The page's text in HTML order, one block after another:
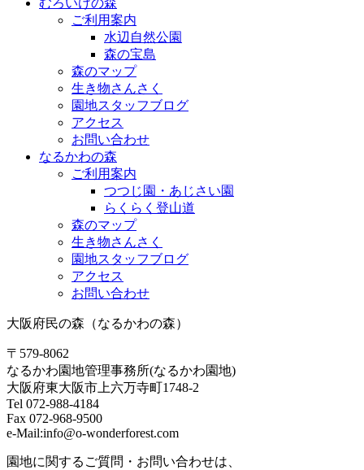
むろいけの森
ご利用案内
水辺自然公園
森の宝島
森のマップ
生き物さんさく
園地スタッフブログ
アクセス
お問い合わせ
なるかわの森
ご利用案内
つつじ園・あじさい園
らくらく登山道
森のマップ
生き物さんさく
園地スタッフブログ
アクセス
お問い合わせ
大阪府民の森（なるかわの森）
〒579-8062
なるかわ園地管理事務所(なるかわ園地)
大阪府東大阪市上六万寺町1748-2
Tel 072-988-4184
Fax 072-968-9500
e-Mail:info@o-wonderforest.com
園地に関するご質問・お問い合わせは、